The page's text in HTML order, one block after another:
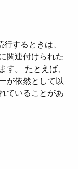
するときは、
関連付けられた
。 たとえば、
が依然として以
ていることがあ